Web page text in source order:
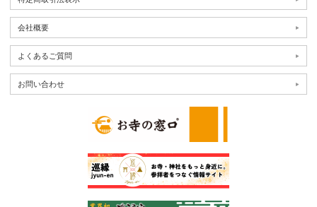
会社概要
よくあるご質問
お問い合わせ